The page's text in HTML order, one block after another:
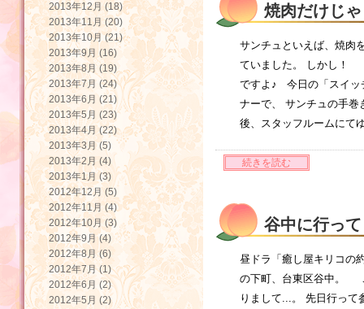
焼肉だけじ
サンチュといえば、焼肉
ていました。 しかし！
ですよ♪ 今日の「スイ
ナーで、 サンチュの手
後、スタッフルームにて
続きを読む
谷中に行っ
昼ドラ「癒し屋キリコの
の下町、台東区谷中。
りまして...。 先日行っ
2013年12月 (18)
2013年11月 (20)
2013年10月 (21)
2013年9月 (16)
2013年8月 (19)
2013年7月 (24)
2013年6月 (21)
2013年5月 (23)
2013年4月 (22)
2013年3月 (5)
2013年2月 (4)
2013年1月 (3)
2012年12月 (5)
2012年11月 (4)
2012年10月 (3)
2012年9月 (4)
2012年8月 (6)
2012年7月 (1)
2012年6月 (2)
2012年5月 (2)